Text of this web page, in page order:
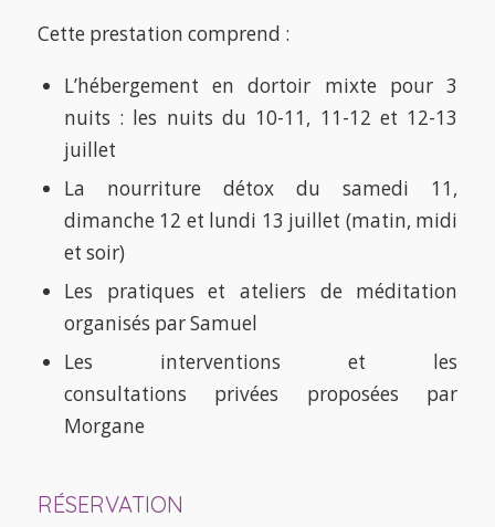
Cette prestation comprend :
L’hébergement en dortoir mixte pour 3
nuits : les nuits du 10-11, 11-12 et 12-13
juillet
La nourriture détox du samedi 11,
dimanche 12 et lundi 13 juillet (matin, midi
et soir)
Les pratiques et ateliers de méditation
organisés par Samuel
Les interventions et les
consultations privées proposées par
Morgane
RÉSERVATION